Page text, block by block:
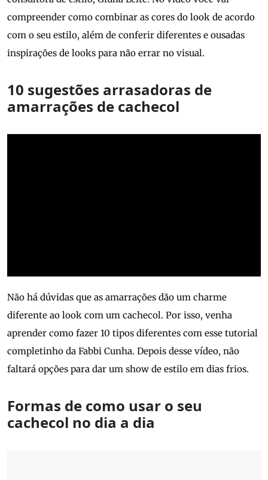
compreender como combinar as cores do look de acordo
com o seu estilo, além de conferir diferentes e ousadas
inspirações de looks para não errar no visual.
10 sugestões arrasadoras de
amarrações de cachecol
Não há dúvidas que as amarrações dão um charme
diferente ao look com um cachecol. Por isso, venha
aprender como fazer 10 tipos diferentes com esse tutorial
completinho da Fabbi Cunha. Depois desse vídeo, não
faltará opções para dar um show de estilo em dias frios.
Formas de como usar o seu
cachecol no dia a dia